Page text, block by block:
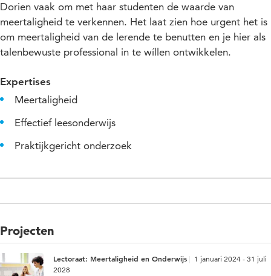
Dorien vaak om met haar studenten de waarde van
meertaligheid te verkennen. Het laat zien hoe urgent het is
om meertaligheid van de lerende te benutten en je hier als
talenbewuste professional in te wíllen ontwikkelen.
Expertises
Meertaligheid
Effectief leesonderwijs
Praktijkgericht onderzoek
Projecten
Lectoraat: Meertaligheid en Onderwijs
1 januari 2024 - 31 juli
2028